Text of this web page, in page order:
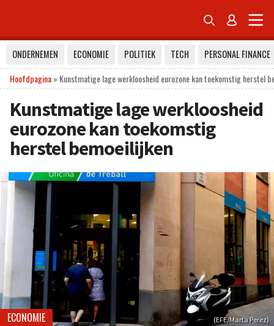
 
ONDERNEMEN ECONOMIE POLITIEK TECH
PERSONAL FINANCE
Hoofdpagina» Kunstmatige lage werkloosheid eurozone kan toekomstig herstel
Kunstmatige lage werkloosheid
eurozone kan toekomstig
herstel bemoeilijken
(EFE/Marta Perez)
ECONOMIE